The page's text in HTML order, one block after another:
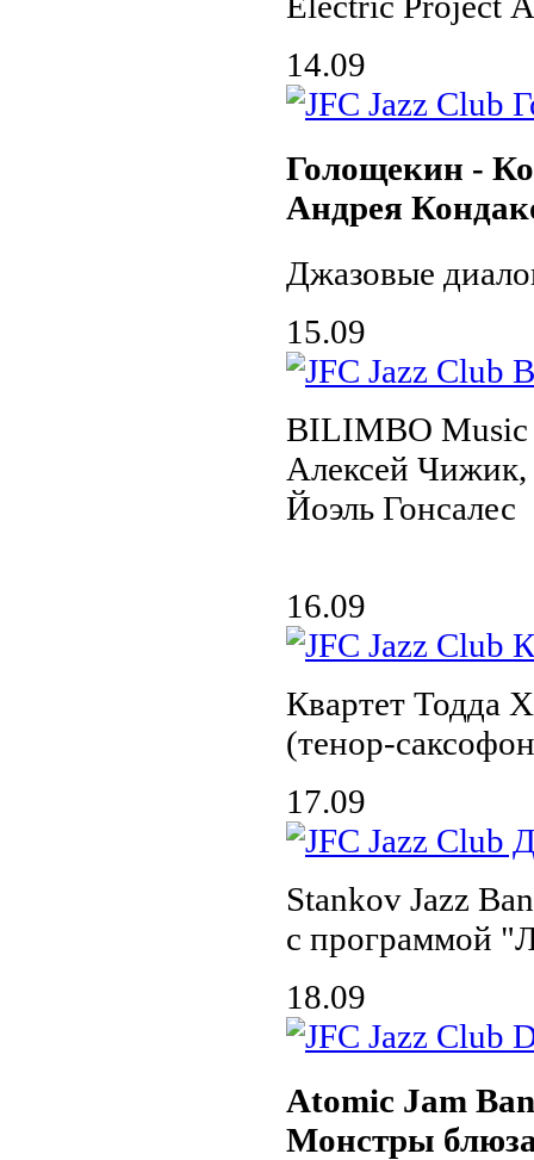
14.09
Голощекин -
Андрея
Джазовые
15.09
BILIMBO Music
Алексей
Йоэль Гонсалес
16.09
Квартет Тодда
(тенор-
17.09
Stankov Jazz
с программой
18.09
Atomic Jam
Монстры